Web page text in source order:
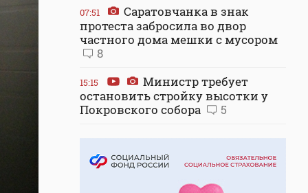
07:51
Саратовчанка в знак
протеста забросила во двор
частного дома мешки с мусором
8
15:15
Министр требует
остановить стройку высотки у
Покровского собора
5